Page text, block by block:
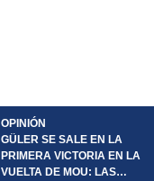
OPINIÓN
GÜLER SE SALE EN LA
PRIMERA VICTORIA EN LA
VUELTA DE MOU: LAS